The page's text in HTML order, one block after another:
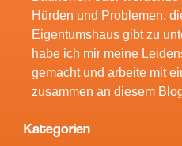
Hürden und Problemen,
Eigentumshaus gibt zu
habe ich mir meine
gemacht und arbeite mit
zusammen an diesem
Kategorien